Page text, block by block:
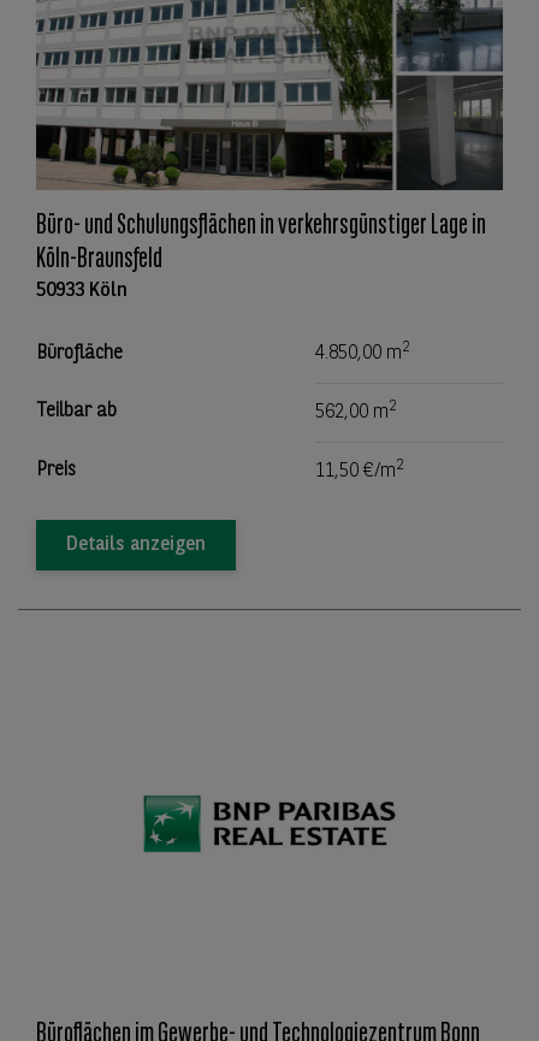
Büro- und Schulungsflächen in verkehrsgünstiger Lage in
Köln-Braunsfeld
50933 Köln
Bürofläche 4.850,00 m2
Teilbar ab 562,00 m2
Preis 11,50 €/m2
Details anzeigen